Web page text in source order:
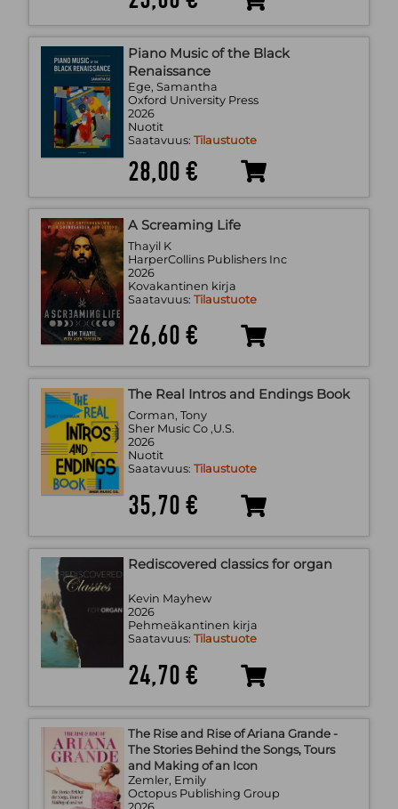
Piano Music of the Black
Renaissance
Ege, Samantha
Oxford University Press
2026
Nuotit
Saatavuus: Tilaustuote
28,00 €
A Screaming Life
Thayil K
HarperCollins Publishers Inc
2026
Kovakantinen kirja
Saatavuus: Tilaustuote
26,60 €
The Real Intros and Endings Book
Corman, Tony
Sher Music Co ,U.S.
2026
Nuotit
Saatavuus: Tilaustuote
35,70 €
Rediscovered classics for organ
Kevin Mayhew
2026
Pehmeäkantinen kirja
Saatavuus: Tilaustuote
24,70 €
The Rise and Rise of Ariana Grande -
The Stories Behind the Songs, Tours
and Making of an Icon
Zemler, Emily
Octopus Publishing Group